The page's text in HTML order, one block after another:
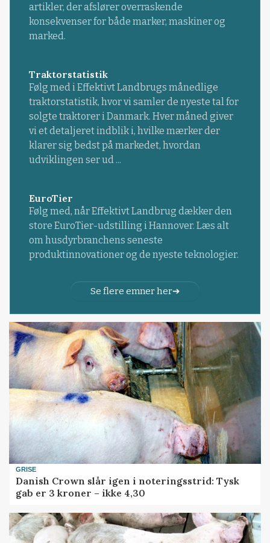
artikler, der afslører overraskende
konsekvenser for både marker, maskiner og
marked.
Traktorstatistik
Følg med i Effektivt Landbrugs månedlige
traktorstatistik, hvor vi samler de nyeste tal for
solgte traktorer i Danmark. Hver måned giver
vi et detaljeret indblik i, hvilke mærker der
klarer sig bedst på markedet, hvordan
udviklingen ser ud ...
EuroTier
Følg med, når Effektivt Landbrug dækker den
store EuroTier-udstilling i Hannover. Læs alt
om husdyrbranchens seneste
produktinnovationer og de nyeste teknologier.
Se flere emner her
GRISE
Danish Crown slår igen i noteringsstrid: Tysk
gab er 3 kroner – ikke 4,30